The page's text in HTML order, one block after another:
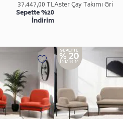
37.447,00 TL
Sepette %20
İndirim
Aster Çay Takımı Gri